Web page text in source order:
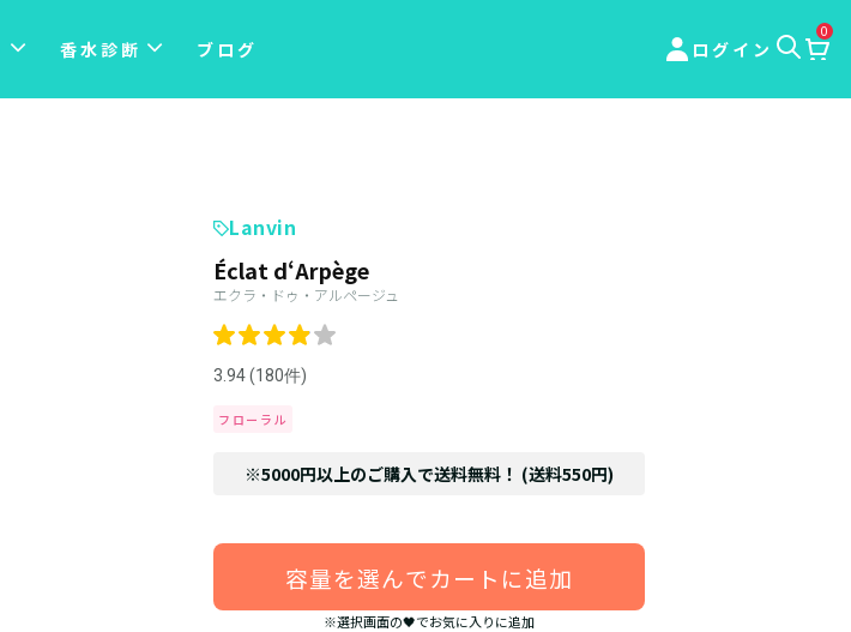
香水診断 ブログ ログイン
0
Lanvin
Éclat d‘Arpège
エクラ・ドゥ・アルページュ
3.94 (180件)
フローラル
※5000円以上のご購入で送料無料！ (送料550円)
容量を選んでカートに追加
※選択画面の🖤でお気に入りに追加